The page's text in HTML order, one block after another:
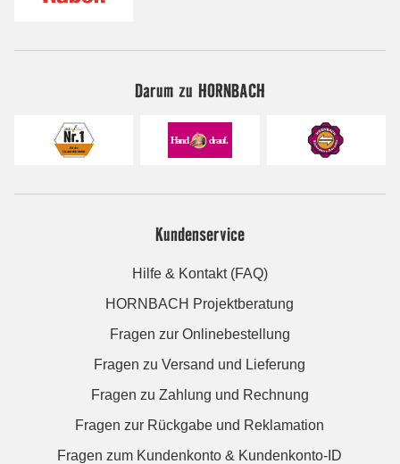
Darum zu HORNBACH
Kundenservice
Hilfe & Kontakt (FAQ)
HORNBACH Projektberatung
Fragen zur Onlinebestellung
Fragen zu Versand und Lieferung
Fragen zu Zahlung und Rechnung
Fragen zur Rückgabe und Reklamation
Fragen zum Kundenkonto & Kundenkonto-ID